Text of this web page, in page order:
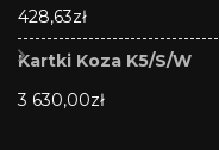
428,63zł
Kartki Koza K5/S/W
3 630,00zł